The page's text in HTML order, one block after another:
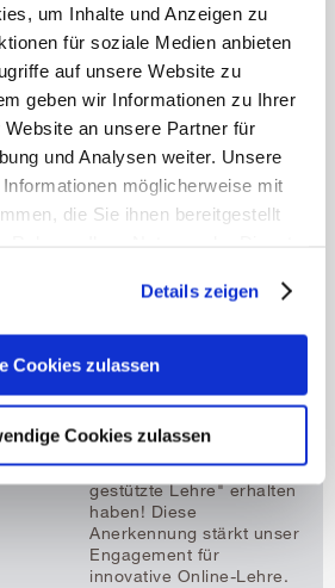
um Inhalte und Anzeigen zu
für soziale Medien anbieten
auf unsere Website zu
geben wir Informationen zu Ihrer
an unsere Partner für
und Analysen weiter. Unsere
möglicherweise mit
die Sie ihnen bereitgestellt
Details zeigen
Cookies zulassen
Cookies zulassen
in der Pflege (pdf,
Wissenschaftliche Leitung
a.o. Univ.-Prof. Dipl.-
Leitung der Division für
Pflege- und
Gesundheitspädagogik
Auszeichnung für gute
Lehre
wir soeben den
Profformance-Preis für
exzellente Lehre in der
Kategorie "digital.
gestützte Lehre" erhalten
haben! Diese
Anerkennung stärkt unser
Engagement für
innovative Online-Lehre.